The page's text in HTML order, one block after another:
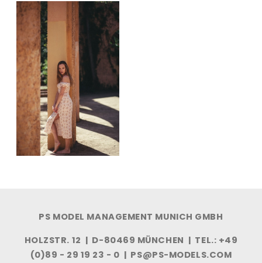
PS MODEL MANAGEMENT MUNICH GMBH
HOLZSTR. 12 | D-80469 MÜNCHEN | TEL.: +49
(0)89 - 29 19 23 - 0 | PS@PS-MODELS.COM